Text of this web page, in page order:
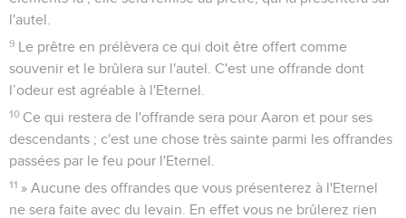
l'autel.
9 Le prêtre en prélèvera ce qui doit être offert comme
souvenir et le brûlera sur l'autel. C'est une offrande dont
l’odeur est agréable à l'Eternel.
10 Ce qui restera de l'offrande sera pour Aaron et pour ses
descendants ; c'est une chose très sainte parmi les offrandes
passées par le feu pour l'Eternel.
11 » Aucune des offrandes que vous présenterez à l'Eternel
ne sera faite avec du levain. En effet vous ne brûlerez rien